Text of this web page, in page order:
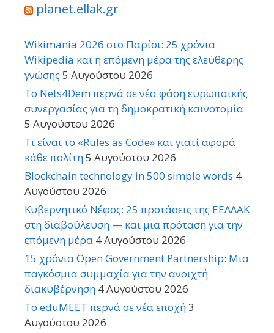
planet.ellak.gr
Wikimania 2026 στο Παρίσι: 25 χρόνια
Wikipedia και η επόμενη μέρα της ελεύθερης
γνώσης 5 Αυγούστου 2026
Το Nets4Dem περνά σε νέα φάση ευρωπαϊκής
συνεργασίας για τη δημοκρατική καινοτομία
5 Αυγούστου 2026
Τι είναι το «Rules as Code» και γιατί αφορά
κάθε πολίτη5 Αυγούστου 2026
Blockchain technology in 500 simple words 4
Αυγούστου 2026
Κυβερνητικό Νέφος: 25 προτάσεις της ΕΕΛΛΑΚ
στη διαβούλευση — και μια πρόταση για την
επόμενη μέρα 4 Αυγούστου 2026
15 χρόνια Open Government Partnership: Μια
παγκόσμια συμμαχία για την ανοιχτή
διακυβέρνηση 4 Αυγούστου 2026
Το eduMEET περνά σε νέα εποχή3
Αυγούστου 2026